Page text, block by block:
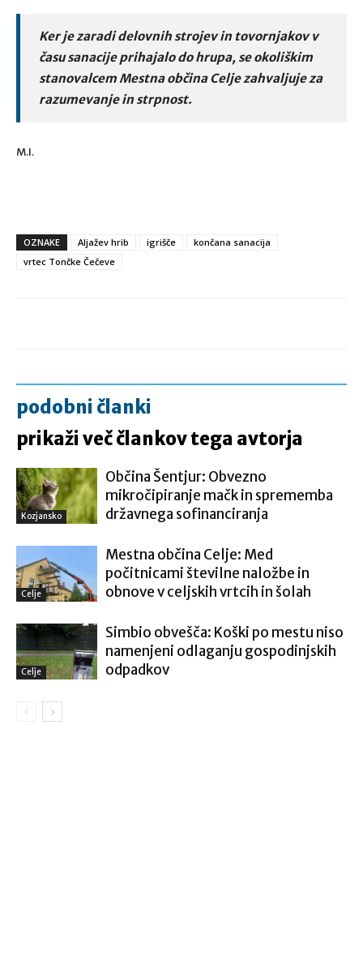
Ker je zaradi delovnih strojev in tovornjakov v
času sanacije prihajalo do hrupa, se okoliškim
stanovalcem Mestna občina Celje zahvaljuje za
razumevanje in strpnost.
M.I.
OZNAKE Aljažev hrib igrišče
končana sanacija
vrtec Tončke Čečeve
podobni članki
prikaži več člankov tega avtorja
Kozjansko
Občina Šentjur: Obvezno
mikročipiranje mačk in sprememba
državnega sofinanciranja
Celje
Mestna občina Celje: Med
počitnicami številne naložbe in
obnove v celjskih vrtcih in šolah
Celje
Simbio obvešča: Koški po mestu niso
namenjeni odlaganju gospodinjskih
odpadkov